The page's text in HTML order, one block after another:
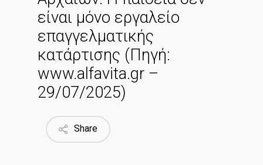
είναι μόνο εργαλείο
επαγγελματικής
κατάρτισης (Πηγή:
www.alfavita.gr –
29/07/2025)
Share